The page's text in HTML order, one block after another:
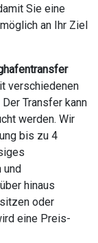
Sie eine
an Ihr Ziel
verschiedenen
Transfer kann
werden. Wir
bis zu 4
und
hinaus
oder
eine Preis-